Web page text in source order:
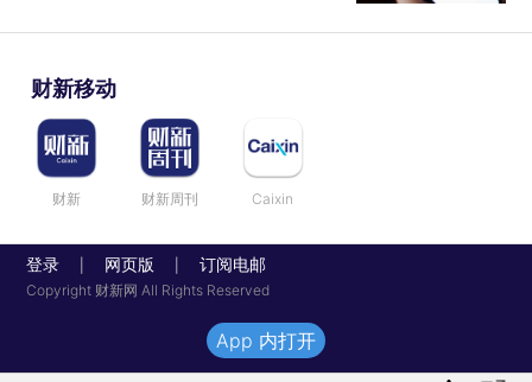
财新移动
财新 财新周刊 Caixin
登录 网页版 订阅电邮
Copyright 财新网 All Rights Reserved
App 内打开